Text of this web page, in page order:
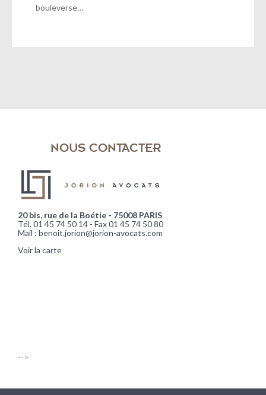
bouleverse…
NOUS CONTACTER
20 bis, rue de la Boétie - 75008 PARIS
Tél. 01 45 74 50 14 - Fax 01 45 74 50 80
Mail : benoit.jorion@jorion-avocats.com
Voir la carte
-->